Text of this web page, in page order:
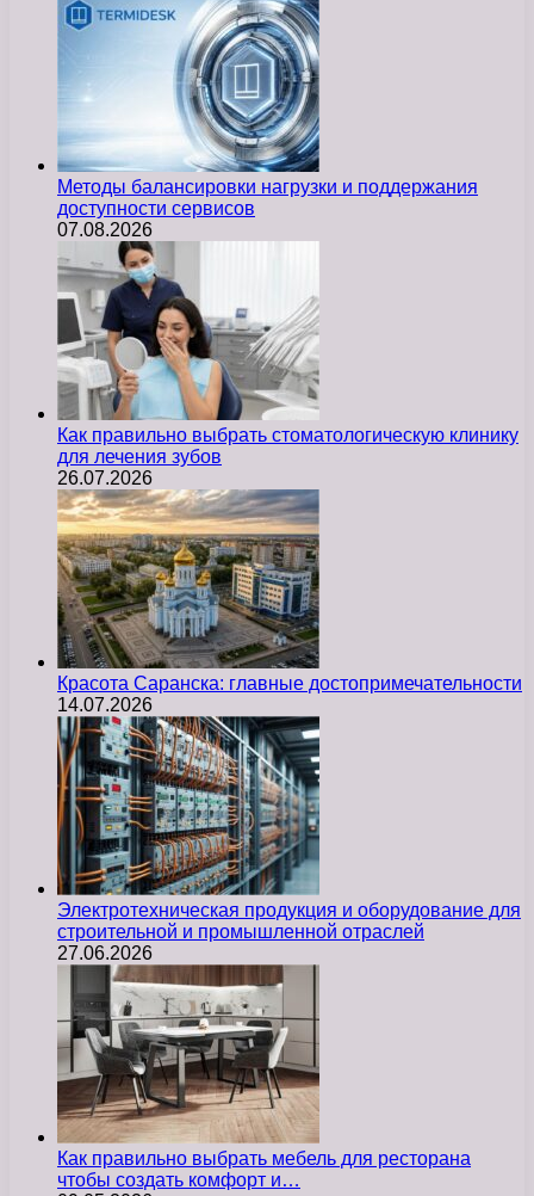
Методы балансировки нагрузки и поддержания
доступности сервисов
07.08.2026
Как правильно выбрать стоматологическую клинику
для лечения зубов
26.07.2026
Красота Саранска: главные достопримечательности
14.07.2026
Электротехническая продукция и оборудование для
строительной и промышленной отраслей
27.06.2026
Как правильно выбрать мебель для ресторана
чтобы создать комфорт и…